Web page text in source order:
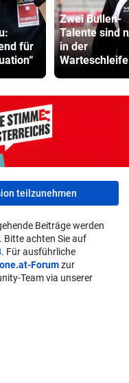
für
Zwei Bullen-
Talente sind
in der
Warteschleife
teilzunehmen
Beiträge werden
achten Sie auf
. Für ausführliche
Forumzur
Team via unserer